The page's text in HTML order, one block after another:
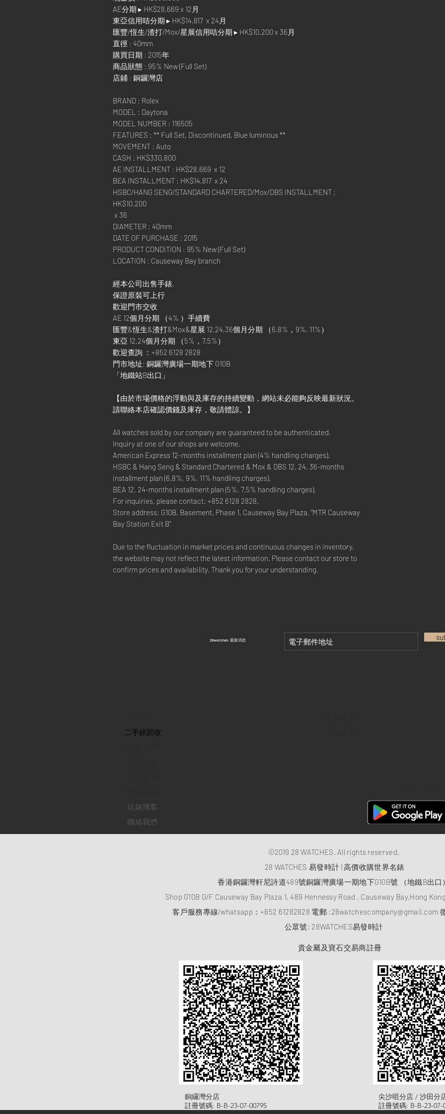
AE分期 ▸ HK$28,669 x 12月
東亞信用咭分期 ▸ HK$14,817 x 24月
匯豐/恆生/渣打/Mox/星展信用咭分期 ▸ HK$10,200 x 36月
直徑 : 40mm
購買日期 : 2015年
商品狀態 : 95% New (Full Set)
店鋪 : 銅鑼灣店
BRAND : Rolex
MODEL : Daytona
MODEL NUMBER : 116505
FEATURES : ** Full Set, Discontinued, Blue luminous **
MOVEMENT : Auto
CASH : HK$330,800
AE INSTALLMENT : HK$28,669 x 12
BEA INSTALLMENT : HK$14,817 x 24
HSBC/HANG SENG/STANDARD CHARTERED/Mox/DBS INSTALLMENT :
HK$10,200
x 36
DIAMETER : 40mm
DATE OF PURCHASE : 2015
PRODUCT CONDITION : 95% New (Full Set)
LOCATION : Causeway Bay branch
經本公司出售手錶,
保證原裝可上行
歡迎門市交收
AE 12個月分期 （4% ）手續費
匯豐&恆生&渣打&Mox&星展 12,24,36個月分期 （6.8%，9%, 11%）
東亞 12,24個月分期 （5%，7.5%）
歡迎查詢 ：+852 6128 2828
門市地址: 銅鑼灣廣場一期地下 G10B
「地鐵站B出口」
【由於市場價格的浮動與及庫存的持續變動，網站未必能夠反映最新狀況。
請聯絡本店確認價錢及庫存，敬請體諒。】
All watches sold by our company are guaranteed to be authenticated.
Inquiry at one of our shops are welcome.
American Express 12-months installment plan (4% handling charges).
HSBC & Hang Seng & Standard Chartered & Mox & DBS 12, 24, 36-months
installment plan (6.8%, 9%, 11% handling charges).
BEA 12, 24-months installment plan (5%, 7.5% handling charges).
For inquiries, please contact: +852 6128 2828.
Store address: G10B, Basement, Phase 1, Causeway Bay Plaza. "MTR Causeway
Bay Station Exit B"
Due to the fluctuation in market prices and continuous changes in inventory,
the website may not reflect the latest information. Please contact our store to
confirm prices and availability. Thank you for your understanding.
​28watches 最新消息
​二手錶回收
玩錶博客
聯絡我們
©2019 28 WATCHES. All rights reserved.
28 WATCHES 易發時計 | 高價收購世界名錶
香港銅鑼灣軒尼詩道489號銅鑼灣廣場一期地下G10B號 （地鐵B出口）
Shop G10B G/F Causeway Bay Plaza 1, 489 Hennessy Road , Causeway Bay,Hong Kong
客戶服務專線/whatsapp：+852 61282828 電郵 : 28watchescompany@gmail.com
​公眾號: 28WATCHES易發時計
貴金屬及寶石交易商註冊
​銅纙灣分店
註冊號碼: B-B-23-07-00795
尖沙咀分店 / 沙田分
註冊號碼: B-B-23-07-